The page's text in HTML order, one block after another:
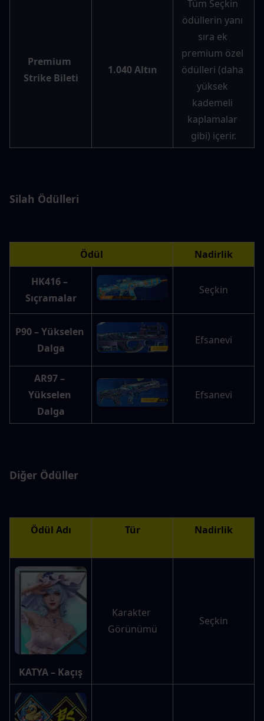
Premium
Strike Bileti
1.040 Altın
Tüm Seçkin
ödüllerin yanı
sıra ek
premium özel
ödülleri (daha
yüksek
kademeli
kaplamalar
gibi) içerir.
Silah Ödülleri
Ödül Nadirlik
HK416 –
Sıçramalar
Seçkin
P90 – Yükselen
Dalga
Efsanevi
AR97 –
Yükselen
Dalga
Efsanevi
Diğer Ödüller
Ödül Adı Tür Nadirlik
KATYA – Kaçış
Karakter
Görünümü
Seçkin